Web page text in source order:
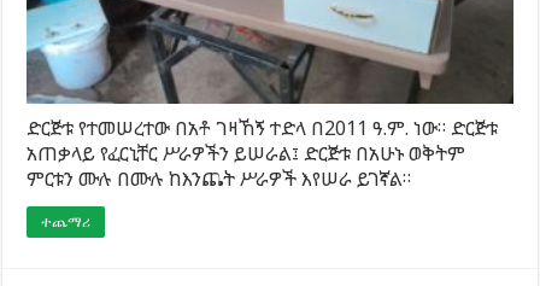
ድርጅቱ የተመሠረተው በአቶ ገዛኸኝ ተድላ በ2011 ዓ.ም. ነው። ድርጅቱ
አጠቃላይ የፈርኒቸር ሥራዎችን ይሠራል፤ ድርጅቱ በአሁኑ ወቅትም
ምርቱን ሙሉ በሙሉ ከእንጨት ሥራዎች እየሠራ ይገኛል።
ተጨማሪ